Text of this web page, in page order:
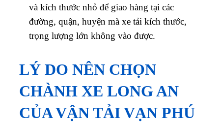
và kích thước nhỏ để giao hàng tại các
đường, quận, huyện mà xe tải kích thước,
trọng lượng lớn không vào được.
LÝ DO NÊN CHỌN
CHÀNH XE LONG AN
CỦA VẬN TẢI VẠN PHÚ